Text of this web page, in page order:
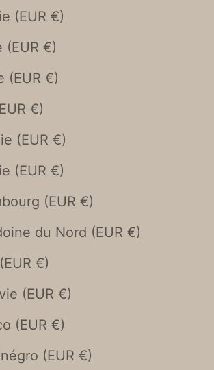
Hongrie (EUR €)
Irlande (EUR €)
Islande (EUR €)
Italie (EUR €)
Lettonie (EUR €)
Lituanie (EUR €)
Luxembourg (EUR €)
Macédoine du Nord (EUR €)
Malte (EUR €)
Moldavie (EUR €)
Monaco (EUR €)
Monténégro (EUR €)